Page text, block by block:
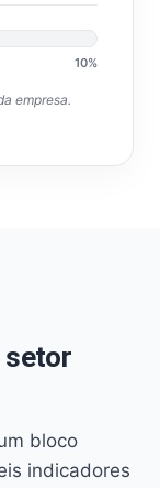
10%
empresa.
setor
bloco
indicadores